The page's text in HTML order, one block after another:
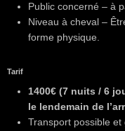
Public concerné – à
Niveau à cheval –
forme physique.
Tarif
1400€ (7 nuits / 6
le lendemain de
Transport possible